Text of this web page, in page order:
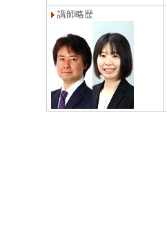
講師略歴